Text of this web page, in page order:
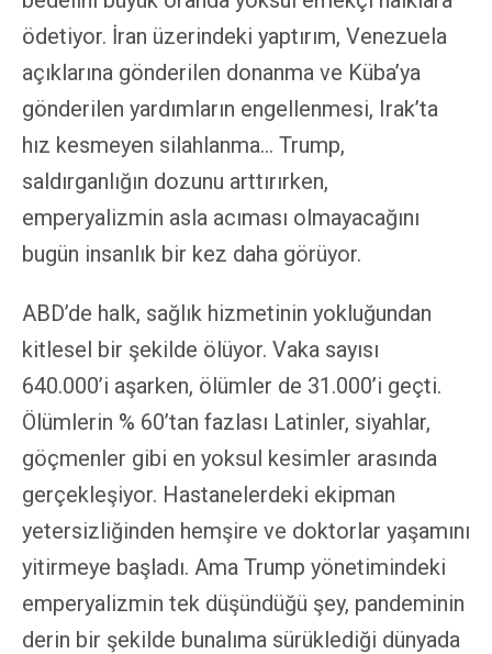
ödetiyor. İran üzerindeki yaptırım, Venezuela
açıklarına gönderilen donanma ve Küba’ya
gönderilen yardımların engellenmesi, Irak’ta
hız kesmeyen silahlanma… Trump,
saldırganlığın dozunu arttırırken,
emperyalizmin asla acıması olmayacağını
bugün insanlık bir kez daha görüyor.
ABD’de halk, sağlık hizmetinin yokluğundan
kitlesel bir şekilde ölüyor. Vaka sayısı
640.000’i aşarken, ölümler de 31.000’i geçti.
Ölümlerin % 60’tan fazlası Latinler, siyahlar,
göçmenler gibi en yoksul kesimler arasında
gerçekleşiyor. Hastanelerdeki ekipman
yetersizliğinden hemşire ve doktorlar yaşamını
yitirmeye başladı. Ama Trump yönetimindeki
emperyalizmin tek düşündüğü şey, pandeminin
derin bir şekilde bunalıma sürüklediği dünyada